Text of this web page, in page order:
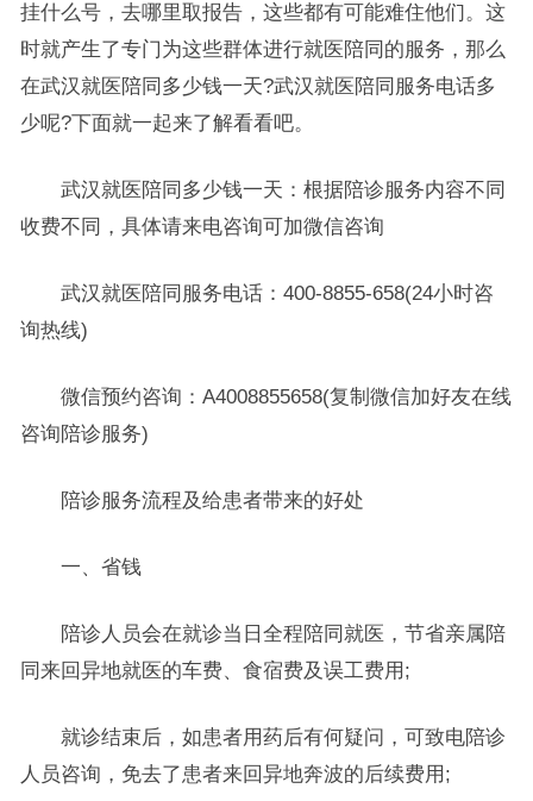
挂什么号，去哪里取报告，这些都有可能难住他们。这
时就产生了专门为这些群体进行就医陪同的服务，那么
在武汉就医陪同多少钱一天?武汉就医陪同服务电话多
少呢?下面就一起来了解看看吧。
武汉就医陪同多少钱一天：根据陪诊服务内容不同
收费不同，具体请来电咨询可加微信咨询
武汉就医陪同服务电话：400-8855-658(24小时咨
询热线)
微信预约咨询：A4008855658(复制微信加好友在线
咨询陪诊服务)
陪诊服务流程及给患者带来的好处
一、省钱
陪诊人员会在就诊当日全程陪同就医，节省亲属陪
同来回异地就医的车费、食宿费及误工费用;
就诊结束后，如患者用药后有何疑问，可致电陪诊
人员咨询，免去了患者来回异地奔波的后续费用;